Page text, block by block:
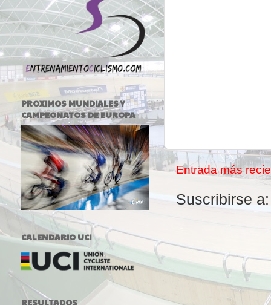
Entrada más
Suscribirse
PROXIMOS MUNDIALES Y
CAMPEONATOS DE EUROPA
CALENDARIO UCI
RESULTADOS